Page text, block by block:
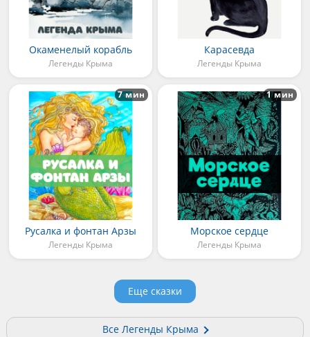
Окаменелый корабль
Легенды Крыма
Карасевда
Легенды Крыма
Русалка и фонтан Арзы
Легенды Крыма
7 мин
Морское сердце
Легенды Крыма
1 мин
Еще сказки
Все Легенды Крыма